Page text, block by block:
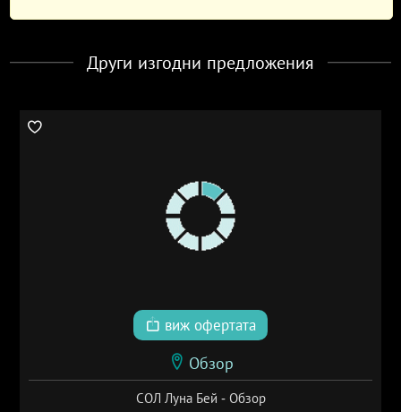
Други изгодни предложения
виж офертата
Обзор
СОЛ Луна Бей - Обзор